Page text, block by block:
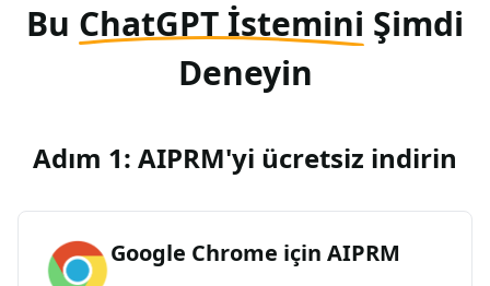
Bu ChatGPT İstemini Şimdi
Deneyin
Adım 1: AIPRM'yi ücretsiz indirin
Google Chrome için AIPRM